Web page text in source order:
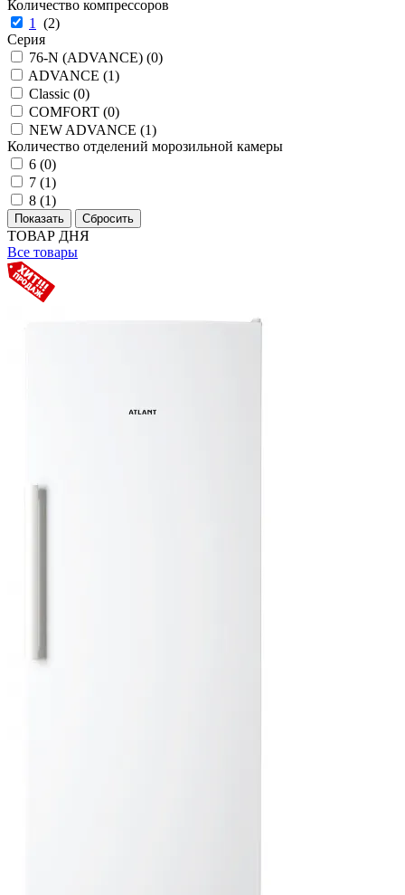
Количество компрессоров
1
(2)
Серия
76-N (ADVANCE) (0)
ADVANCE (1)
Classic (0)
COMFORT (0)
NEW ADVANCE (1)
Количество отделений морозильной камеры
6 (0)
7 (1)
8 (1)
ТОВАР ДНЯ
Все товары